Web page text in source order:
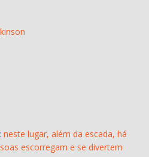
neste lugar, além da escada, há
escorregam e se divertem